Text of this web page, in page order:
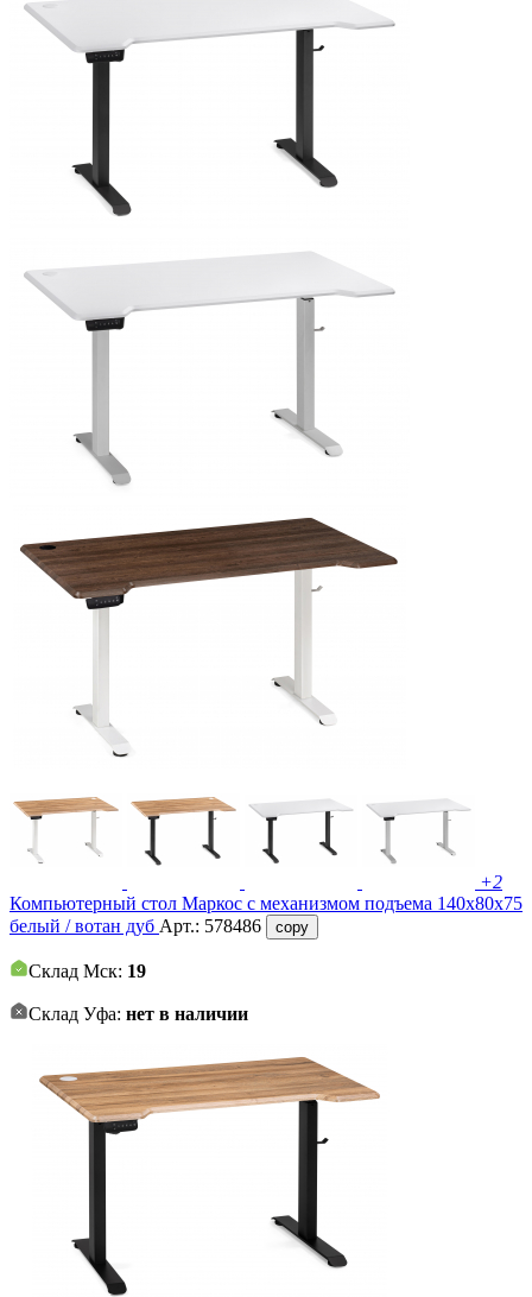
+2
Компьютерный стол Маркос с механизмом подъема 140х80х75
белый / вотан дуб Арт.: 578486 copy
Склад Мск: 19
Склад Уфа: нет в наличии